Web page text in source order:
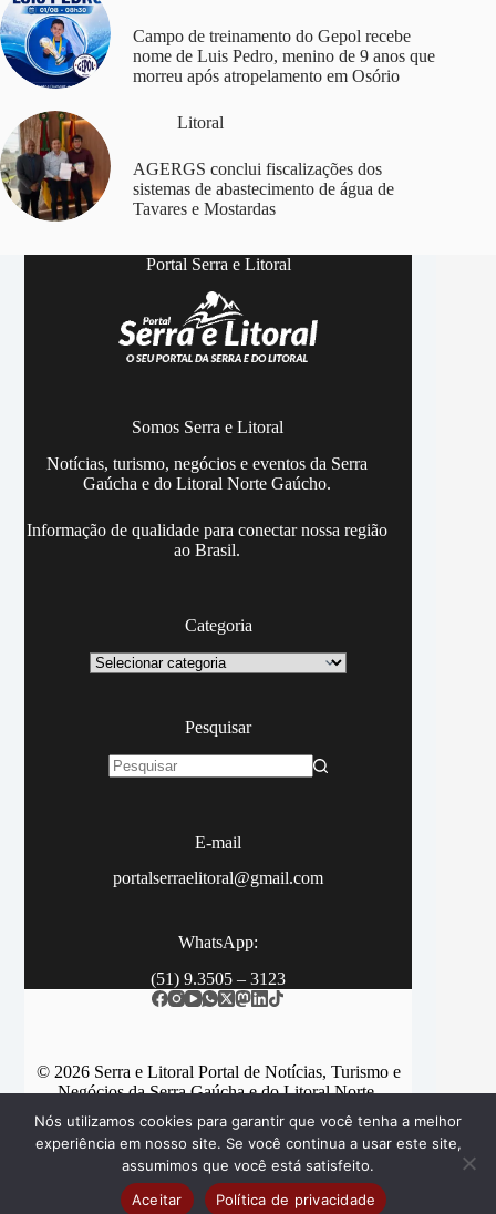
Campo de treinamento do Gepol recebe
nome de Luis Pedro, menino de 9 anos que
morreu após atropelamento em Osório
Litoral
AGERGS conclui fiscalizações dos
sistemas de abastecimento de água de
Tavares e Mostardas
Portal Serra e Litoral
Somos Serra e Litoral
Notícias, turismo, negócios e eventos da Serra
Gaúcha e do Litoral Norte Gaúcho.
Informação de qualidade para conectar nossa região
ao Brasil.
Categoria
Categoria
Pesquisar
E-mail
portalserraelitoral@gmail.com
WhatsApp:
(51) 9.3505 – 3123
© 2026 Serra e Litoral Portal de Notícias, Turismo e
Negócios da Serra Gaúcha e do Litoral Norte.
Categorias Contato
Nós utilizamos cookies para garantir que você tenha a melhor
experiência em nosso site. Se você continua a usar este site,
assumimos que você está satisfeito.
Aceitar
Política de privacidade